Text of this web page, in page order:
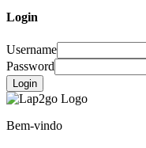
Login
Username
Password
Login
Bem-vindo